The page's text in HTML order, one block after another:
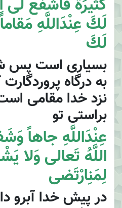
كَثيرَةً فَاشْفَعْ
لَكَ عِنْدَاللَّهِ
لَكَ
بسيارى است پس
به درگاه
نزد خدا مقامى
براستى تو
عِنْدَاللَّهِ جاهاً
اللَّهُ تَعالى وَلا
لِمَنِارْتَضى
در پيش خدا آبرو